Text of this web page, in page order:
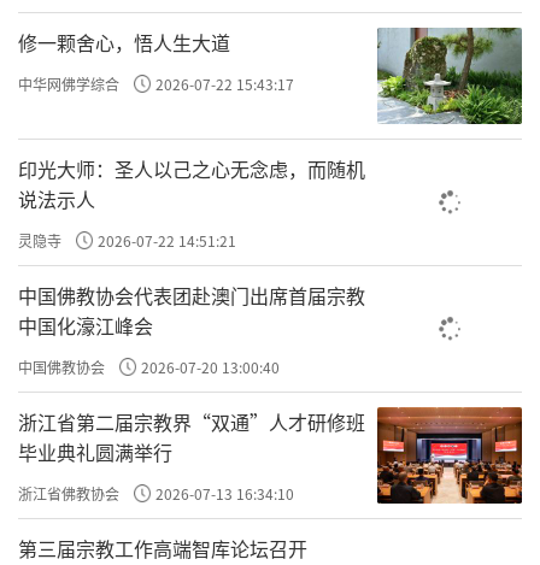
修一颗舍心，悟人生大道
中华网佛学综合 2026-07-22 15:43:17
印光大师：圣人以己之心无念虑，而随机
说法示人
灵隐寺 2026-07-22 14:51:21
中国佛教协会代表团赴澳门出席首届宗教
中国化濠江峰会
中国佛教协会 2026-07-20 13:00:40
浙江省第二届宗教界“双通”人才研修班
毕业典礼圆满举行
浙江省佛教协会 2026-07-13 16:34:10
第三届宗教工作高端智库论坛召开